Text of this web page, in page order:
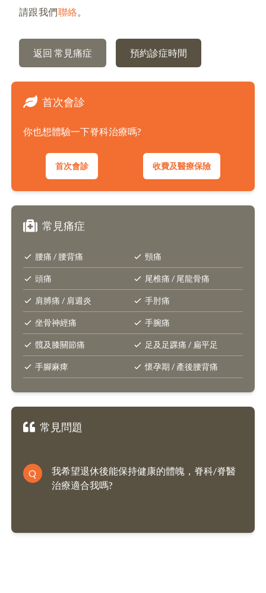
請跟我們聯絡
返回 常見痛症 預約診症時間
首次會診
你也想體驗一下脊科治療嗎?
首次會診 收費及醫療保險
常見痛症
腰痛 / 腰背痛 頸痛
頭痛 尾椎痛 / 尾龍骨痛
肩膊痛 / 肩週炎 手肘痛
坐骨神經痛 手腕痛
髖及膝關節痛 足及足踝痛 / 扁平足
手腳麻痺 懷孕期 / 產後腰背痛
常見問題
Q
我希望退休後能保持健康的體魄，脊科/脊醫
治療適合我嗎?